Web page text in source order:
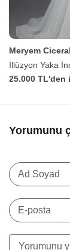
Meryem
İllüzyon Yaka
25.000 TL'den
Yorumunu
Ad Soyad
E-posta